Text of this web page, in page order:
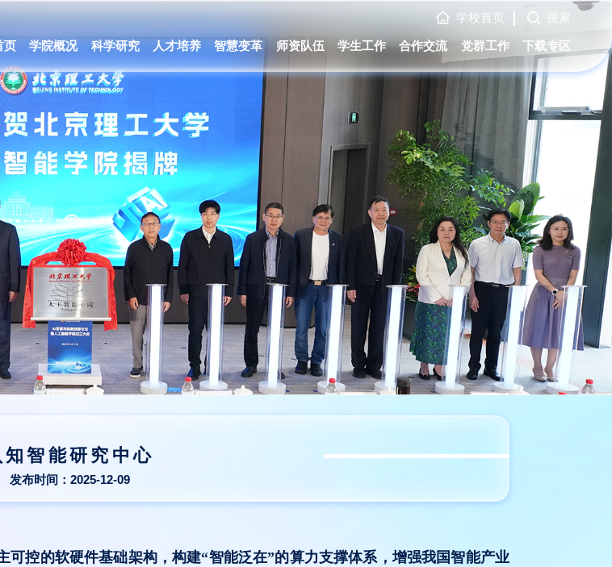
学校首页 搜索
页 学院概况 科学研究 人才培养 智慧变革 师资队伍 学生工作 合作交流 党群工作 下载专区
知智能研究中心
发布时间：2025-12-09
控的软硬件基础架构，构建“智能泛在”的算力支撑体系，增强我国智能产业